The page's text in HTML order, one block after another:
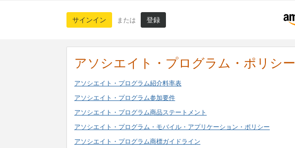
サインイン または 登録
アソシエイト・プログラム・ポリシー
アソシエイト・プログラム紹介料率表
アソシエイト・プログラム参加要件
アソシエイト・プログラム商品ステートメント
アソシエイト・プログラム・モバイル・アプリケーション・ポリシー
アソシエイト・プログラム商標ガイドライン